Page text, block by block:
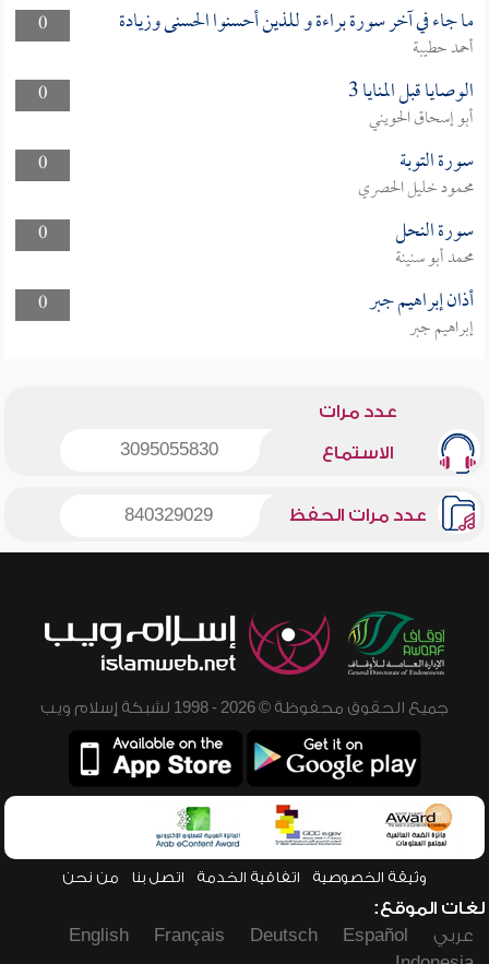
0 ما جاء في آخر سورة براءة و للذين أحسنوا الحسنى وزيادة
أحمد حطيبة
0
الوصايا قبل المنايا 3
أبو إسحاق الحويني
0
سورة التوبة
محمود خليل الحصري
0
سورة النحل
محمد أبو سنينة
0
أذان إبراهيم جبر
إبراهيم جبر
عدد مرات
الاستماع 3095055830
عدد مرات الحفظ 840329029
جميع الحقوق محفوظة © 2026 - 1998 لشبكة إسلام ويب
وثيقة الخصوصية اتفاقية الخدمة اتصل بنا من نحن
لغات الموقع:
عربي
Español
Deutsch
Français
English